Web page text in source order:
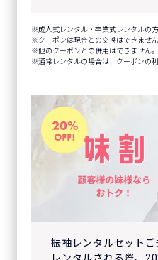
成人式レンタル・卒業式レンタルの
クーポンは現金との交換はできません
他のクーポンとの併用はできません。
通常レンタルの場合は、クーポンの
振袖レンタルセット
レンタルされる際、